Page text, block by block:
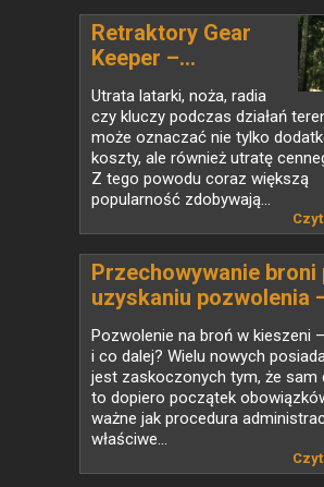
Retraktory Gear
Keeper –...
Utrata latarki, noża, radia
czy kluczy podczas działań
może oznaczać nie tylko
koszty, ale również utratę
Z tego powodu coraz większą
popularność zdobywają...
Przechowywanie broni
uzyskaniu pozwolenia
mówi prawo i jak wybrać
właściwy sprzęt
Pozwolenie na broń w kieszeni –
i co dalej? Wielu nowych
jest zaskoczonych tym, że sam
to dopiero początek
ważne jak procedura
właściwe...